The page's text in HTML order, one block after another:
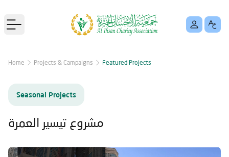
Open main menu
Home Projects & Campaigns Featured Projects
Seasonal Projects
مشروع تيسير العمرة